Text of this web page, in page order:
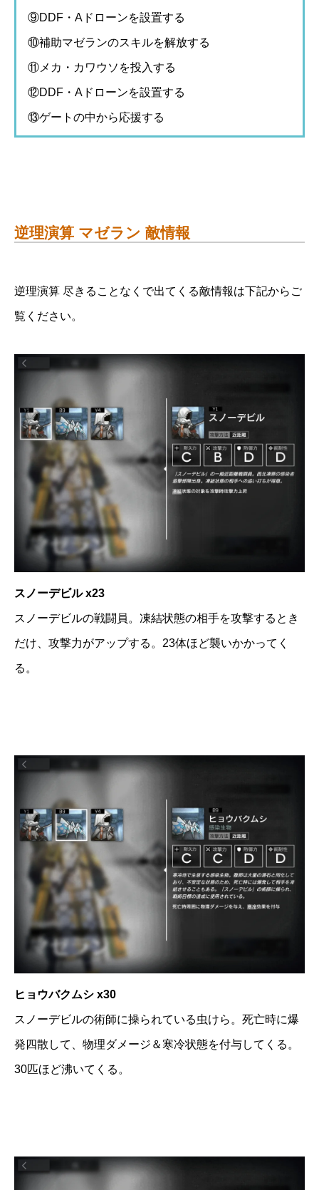
⑨DDF・Aドローンを設置する
⑩補助マゼランのスキルを解放する
⑪メカ・カワウソを投入する
⑫DDF・Aドローンを設置する
⑬ゲートの中から応援する
逆理演算 マゼラン 敵情報
逆理演算 尽きることなくで出てくる敵情報は下記からご
覧ください。
スノーデビル x23
スノーデビルの戦闘員。凍結状態の相手を攻撃するとき
だけ、攻撃力がアップする。23体ほど襲いかかってく
る。
ヒョウバクムシ x30
スノーデビルの術師に操られている虫けら。死亡時に爆
発四散して、物理ダメージ＆寒冷状態を付与してくる。
30匹ほど沸いてくる。